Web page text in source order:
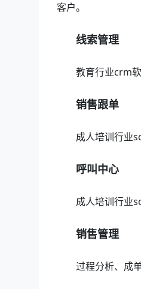
客户。
线索管理
教育行业crm
销售跟单
成人培训行业
呼叫中心
成人培训行业
销售管理
过程分析、成